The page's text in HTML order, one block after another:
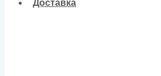
Доставка